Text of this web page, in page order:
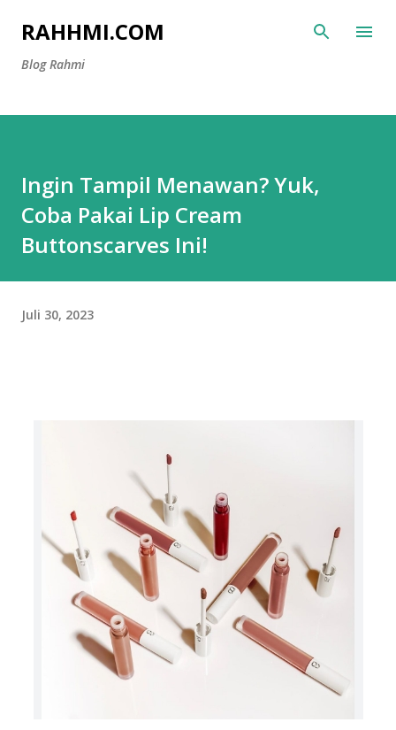
Langsung ke konten utama
RAHHMI.COM
Blog Rahmi
Ingin Tampil Menawan? Yuk,
Coba Pakai Lip Cream
Buttonscarves Ini!
Juli 30, 2023